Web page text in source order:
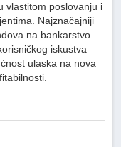
vlastitom poslovanju i
Najznačajniji
na bankarstvo
iskustva
ulaska na nova